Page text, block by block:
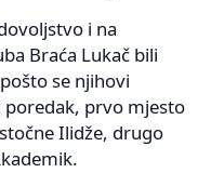
i na
Braća Lukač bili
se njihovi
poredak, prvo mjesto
Ilidže, drugo